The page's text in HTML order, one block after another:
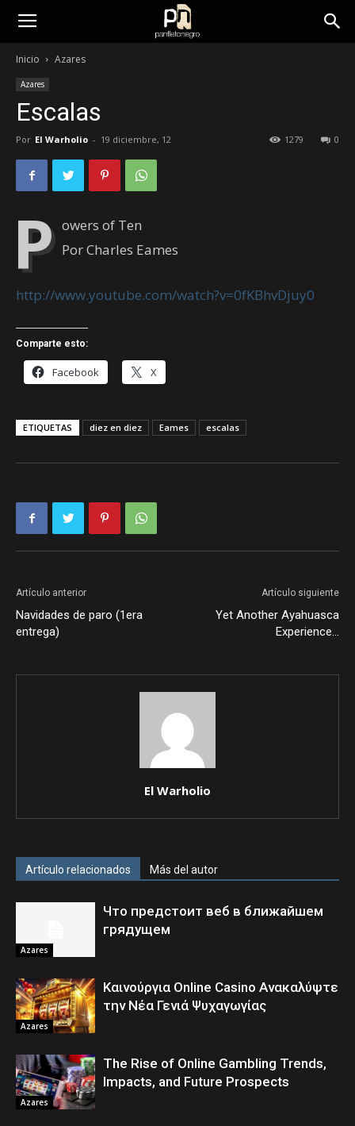
panfletonegro
Inicio Azares
Azares
Escalas
Por El Warholio - 19 diciembre, 12 0
1279
P owers of Ten
Por Charles Eames
http://www.youtube.com/watch?v=0fKBhvDjuy0
Comparte esto:
Facebook X
ETIQUETAS diez en diez Eames escalas
Artículo anterior
Navidades de paro (1era
entrega)
Artículo siguiente
Yet Another Ayahuasca
Experience…
El Warholio
Artículo relacionados Más del autor
Azares
Что предстоит веб в ближайшем
грядущем
Azares
Καινούργια Online Casino Ανακαλύψτε
την Νέα Γενιά Ψυχαγωγίας
Azares
The Rise of Online Gambling Trends,
Impacts, and Future Prospects